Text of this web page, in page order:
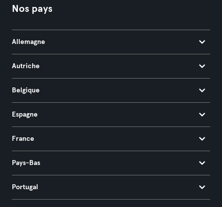
Nos pays
Allemagne
Autriche
Belgique
Espagne
France
Pays-Bas
Portugal